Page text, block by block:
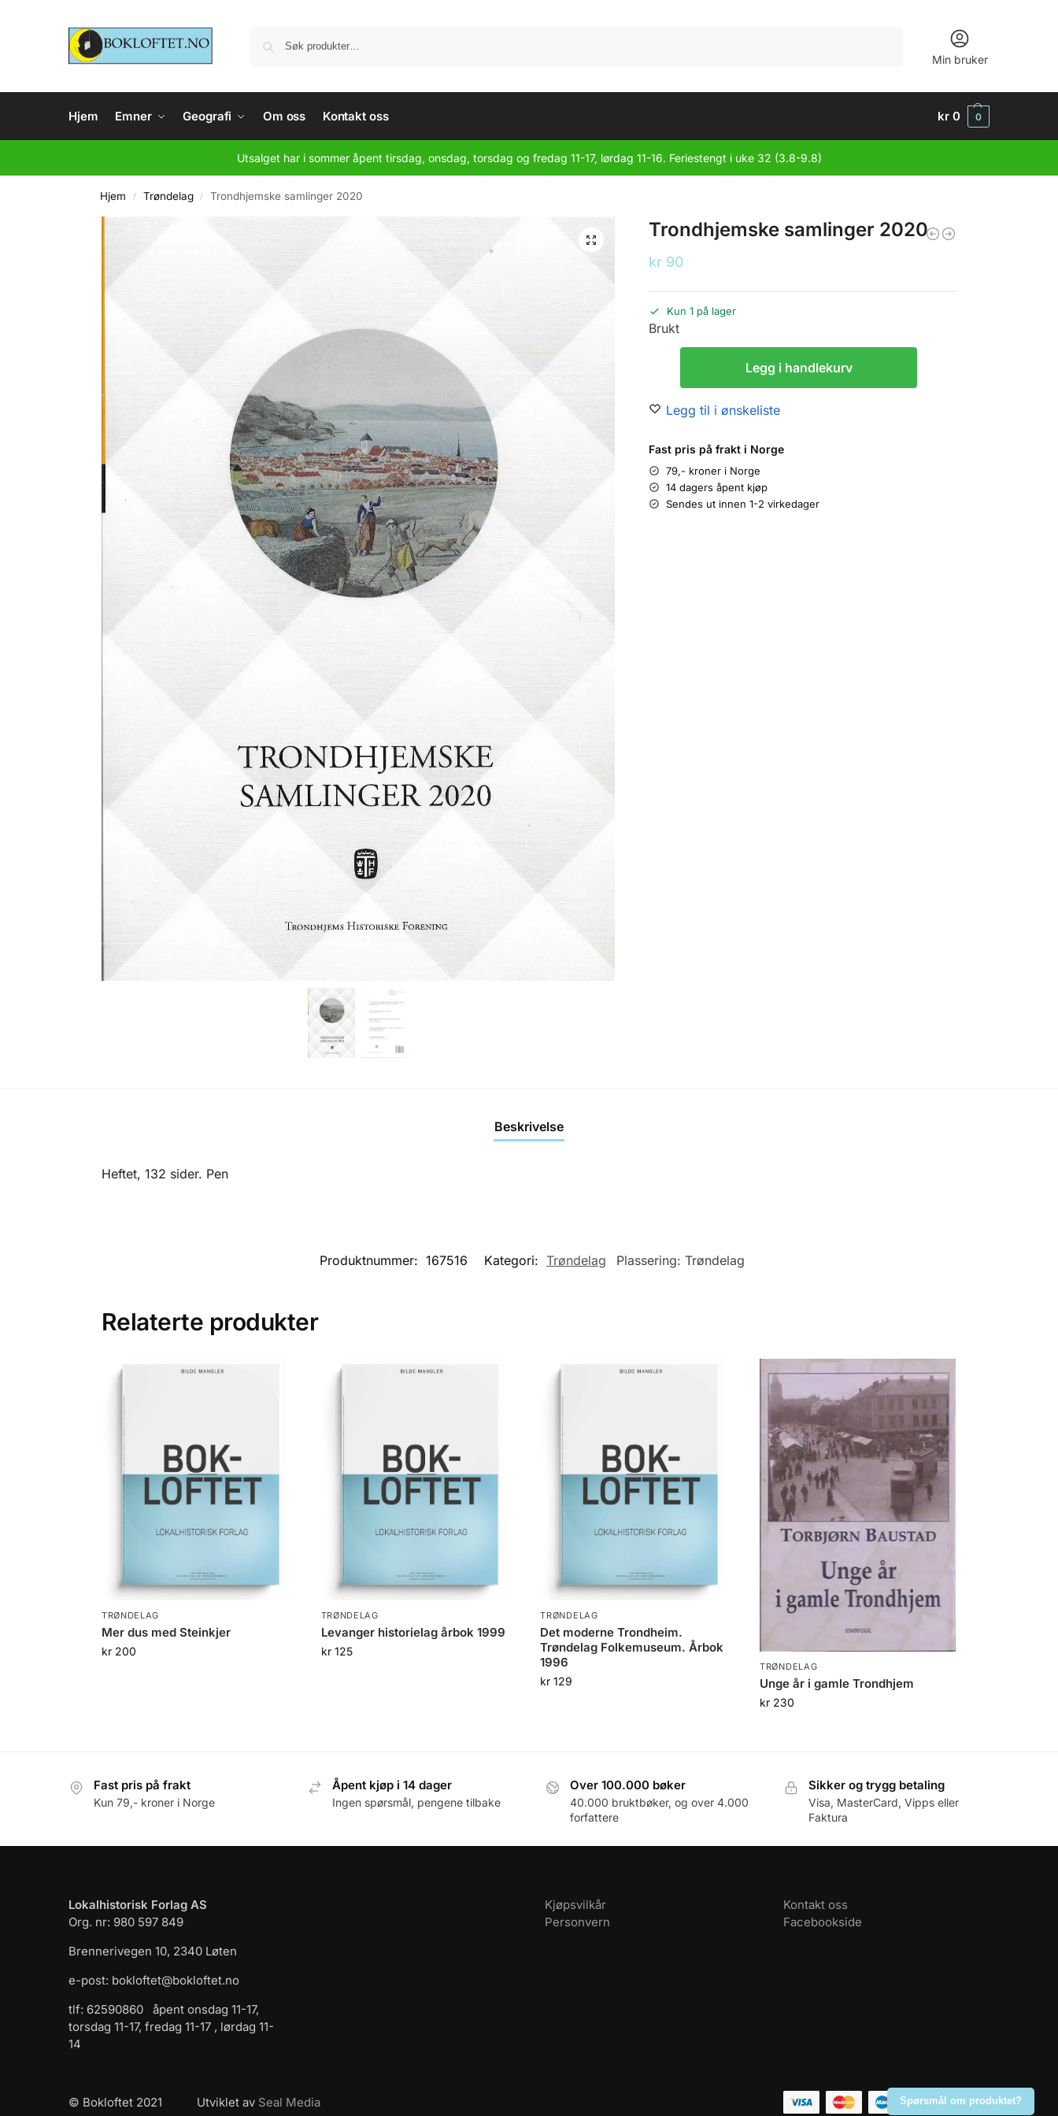
Min bruker
Hjem Emner Geografi Om oss Kontakt oss kr 0 0
Utsalget har i sommer åpent tirsdag, onsdag, torsdag og fredag 11-17, lørdag 11-16. Feriestengt i uke 32 (3.8-9.8)
Hjem / Trøndelag / Trondhjemske samlinger 2020
Trondhjemske samlinger 2020
kr 90
Kun 1 på lager
Brukt
Legg i handlekurv
Legg til i ønskeliste
Fast pris på frakt i Norge
79,- kroner i Norge
14 dagers åpent kjøp
Sendes ut innen 1-2 virkedager
Spørsmål om produktet?
Beskrivelse
Heftet, 132 sider. Pen
Produktnummer: 167516 Kategori: Trøndelag Plassering: Trøndelag
Relaterte produkter
TRØNDELAG
Mer dus med Steinkjer
kr200
TRØNDELAG
Levanger historielag årbok 1999
kr125
TRØNDELAG
Det moderne Trondheim.
Trøndelag Folkemuseum. Årbok
1996
kr 129
TRØNDELAG
Unge år i gamle Trondhjem
kr 230
Fast pris på frakt
Kun 79,- kroner i Norge
Åpent kjøp i 14 dager
Ingen spørsmål, pengene tilbake
Over 100.000 bøker
40.000 bruktbøker, og over 4.000
forfattere
Sikker og trygg betaling
Visa, MasterCard, Vipps eller
Faktura
Lokalhistorisk Forlag AS
Org. nr: 980 597 849
Brennerivegen 10, 2340 Løten
e-post: bokloftet@bokloftet.no
tlf: 62590860 åpent onsdag 11-17,
torsdag 11-17, fredag 11-17 , lørdag 11-
14
Kjøpsvilkår
Personvern
Kontakt oss
Facebookside
© Bokloftet 2021 Utviklet av Seal Media